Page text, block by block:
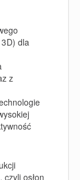
dla
z
osłon